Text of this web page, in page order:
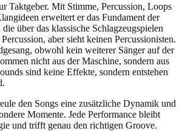
Taktgeber. Mit Stimme, Percussion, Loops
erweitert er das Fundament der
über das klassische Schlagzeugspielen
aber sieht keinen Percussionisten.
obwohl kein weiterer Sänger auf der
nicht aus der Maschine, sondern aus
sind keine Effekte, sondern entstehen
den Songs eine zusätzliche Dynamik und
Momente. Jede Performance bleibt
und trifft genau den richtigen Groove.